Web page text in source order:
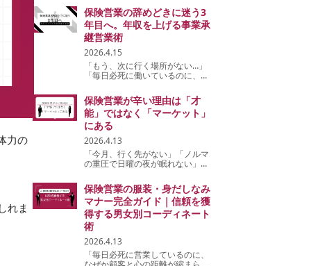
力の
れま
「競合との違いを打ち出せず価格
や付き合いの勝負になってしま
う」 という悩みを抱えてはいませ
んか。その根本的な原...
保険営業の辞めどきに迷う3
年目へ。年収を上げる事業承
継営業術
2026.4.15
「もう、次に行く場所がない…」
「毎日必死に働いているのに、給
険営業の世界に入って3年目。 友
人や知人のリストは一巡し、紹介
も途絶え、スケジュール帳の白い
空白を眺めては「そ...
保険営業が辛い理由は「才
能」ではなく「マーケット」
にある
2026.4.13
「今月、行く先がない」「ノルマ
の重圧で日曜の夜が眠れない」
ける人生でいいのか」……。 保険
営業に携わり、3年以上が経過し
た方の多くがこの壁に直面しま
す。しか...
保険営業の服装・身だしなみ
マナー完全ガイド｜信頼を獲
得する男女別コーディネート
術
2026.4.13
「毎日必死に営業しているのに、